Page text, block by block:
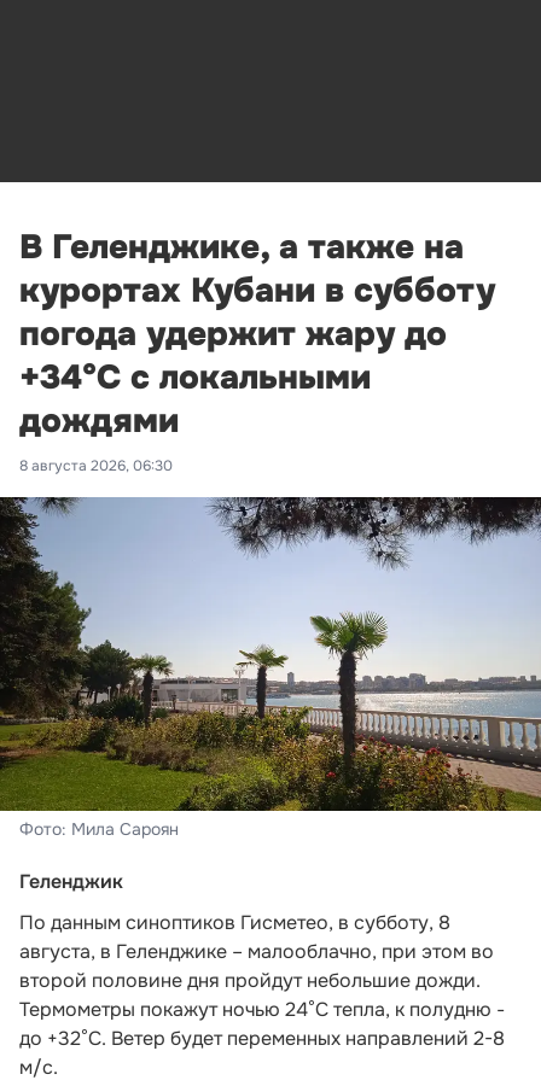
В Геленджике, а также на
курортах Кубани в субботу
погода удержит жару до
+34°С с локальными
дождями
8 августа 2026, 06:30
Фото: Мила Сароян
Геленджик
По данным синоптиков Гисметео, в субботу, 8
августа, в Геленджике – малооблачно, при этом во
второй половине дня пройдут небольшие дожди.
Термометры покажут ночью 24°C тепла, к полудню -
до +32°C. Ветер будет переменных направлений 2-8
м/с.